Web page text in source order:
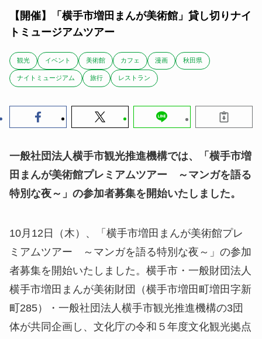
【開催】「横手市増田まんが美術館」貸し切りナイ
トミュージアムツアー
観光 イベント 美術館 カフェ 漫画 秋田県
ナイトミュージアム 旅行 レストラン
一般社団法人横手市観光推進機構では、「横手市増
田まんが美術館プレミアムツアー ～マンガを語る
特別な夜～」の参加者募集を開始いたしました。
10月12日（木）、「横手市増田まんが美術館プレ
ミアムツアー ～マンガを語る特別な夜～」の参加
者募集を開始いたしました。横手市・一般財団法人
横手市増田まんが美術財団（横手市増田町増田字新
町285）・一般社団法人横手市観光推進機構の3団
体が共同企画し、文化庁の令和５年度文化観光拠点